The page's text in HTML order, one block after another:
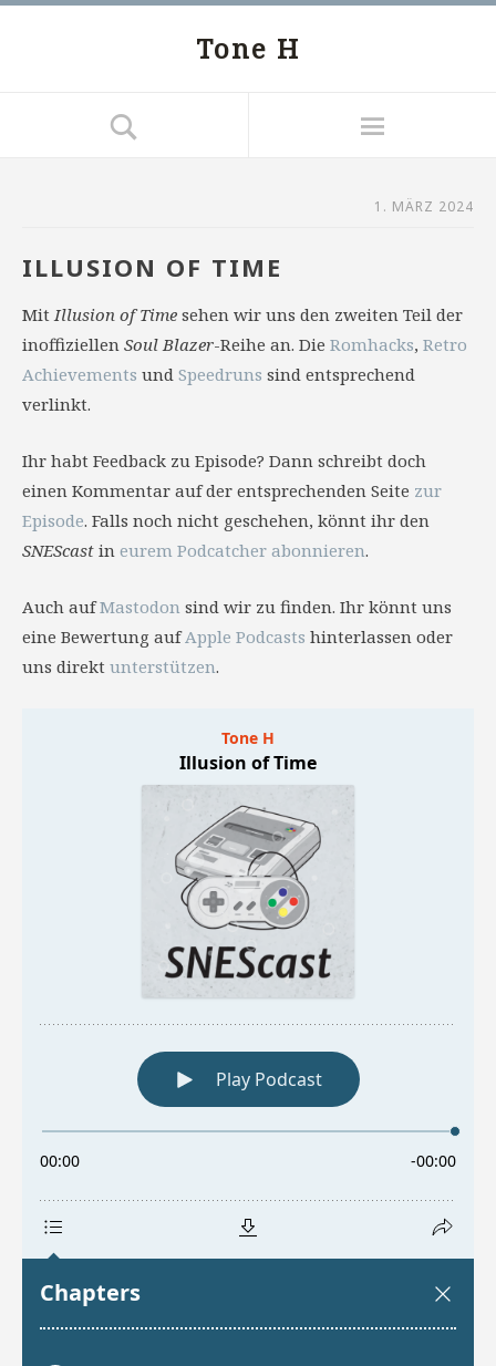
Tone H
1. MÄRZ 2024
ILLUSION OF TIME
MitIllusion of Time sehen wir uns den zweiten Teil der
inoffiziellen Soul Blazer-Reihe an. Die Romhacks, Retro
Achievements und Speedruns sind entsprechend
verlinkt.
Ihr habt Feedback zu Episode? Dann schreibt doch
einen Kommentar auf der entsprechenden Seite zur
Episode. Falls noch nicht geschehen, könnt ihr den
SNEScast in eurem Podcatcher abonnieren.
Auch aufMastodon sind wir zu finden. Ihr könnt uns
eine Bewertung aufApple Podcasts hinterlassen oder
uns direkt unterstützen.